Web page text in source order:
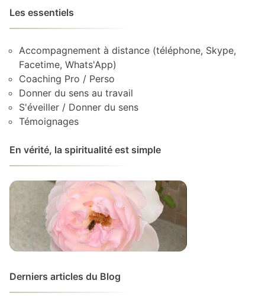
Les essentiels
Accompagnement à distance (téléphone, Skype,
Facetime, Whats'App)
Coaching Pro / Perso
Donner du sens au travail
S'éveiller / Donner du sens
Témoignages
En vérité, la spiritualité est simple
Derniers articles du Blog